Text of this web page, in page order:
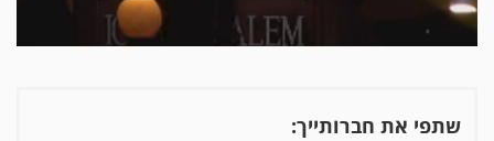
הסרטון
שתפי את חברותייך: